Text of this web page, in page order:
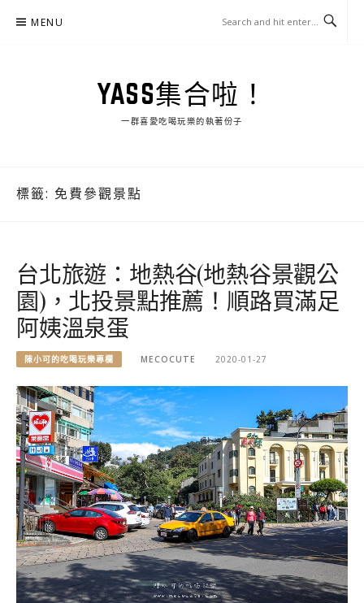
MENU
YASS集合啦！
一群喜愛吃喝玩樂的執著份子
標籤: 免費參觀景點
台北旅遊：地熱谷(地熱谷景觀公
園)，北投景點推薦！順路買滿足
阿姨溫泉蛋
陳小可的吃喝玩樂專欄 MECOCUTE 2020-01-27